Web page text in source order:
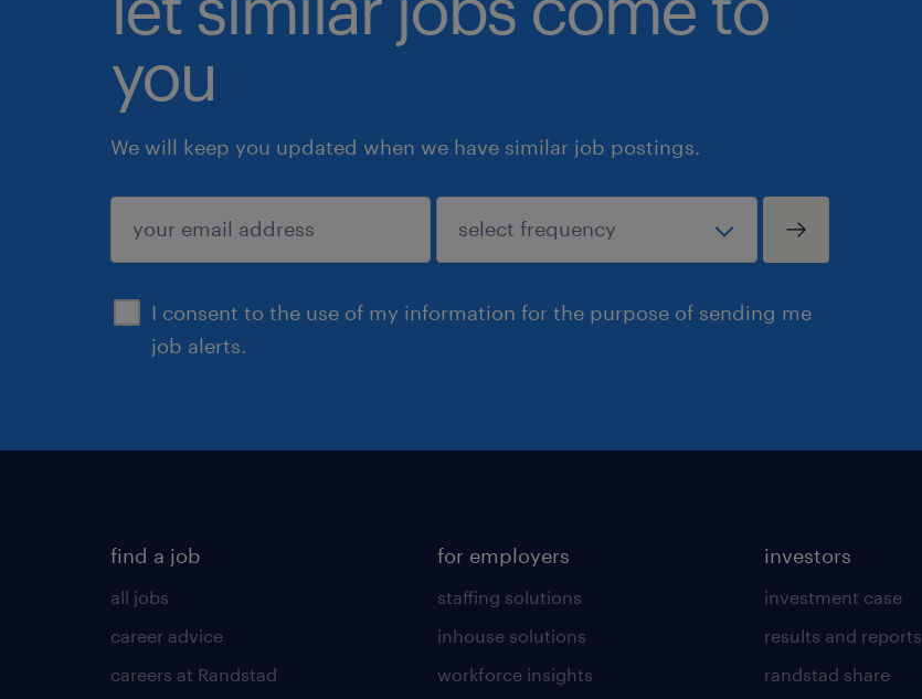
you
We will keep you updated when we have similar job postings.
I consent to the use of my information for the purpose of sending me
job alerts.
submit
find a job
all jobs
career advice
careers at Randstad
for employers
staffing solutions
inhouse solutions
workforce insights
investors
investment case
results and reports
randstad share